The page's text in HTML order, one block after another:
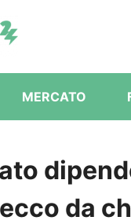
MERCATO
da